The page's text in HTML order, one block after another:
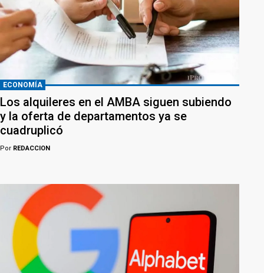
ECONOMÍA
Los alquileres en el AMBA siguen subiendo
y la oferta de departamentos ya se
cuadruplicó
Por REDACCION